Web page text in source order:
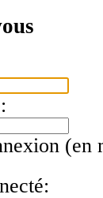
(en